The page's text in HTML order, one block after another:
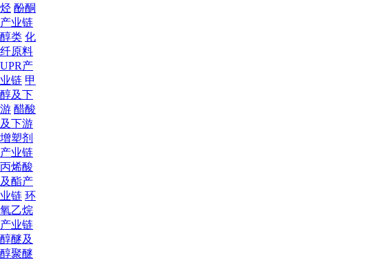
烃 酚酮
产业链
醇类 化
纤原料
UPR产
业链 甲
醇及下
游 醋酸
及下游
增塑剂
产业链
丙烯酸
及酯产
业链 环
氧乙烷
产业链
醇醚及
醇聚醚